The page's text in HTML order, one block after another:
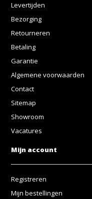
Levertijden
Bezorging
Retourneren
Betaling
Garantie
Algemene voorwaarden
Contact
Sitemap
Showroom
Vacatures
Mijn account
Registreren
Mijn bestellingen